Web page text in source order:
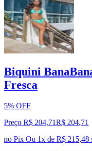
Biquini
Fresca
5% OFF
Preço R$ 204,71R$ 204,71
no Pix Ou 1x de R$ 215,48